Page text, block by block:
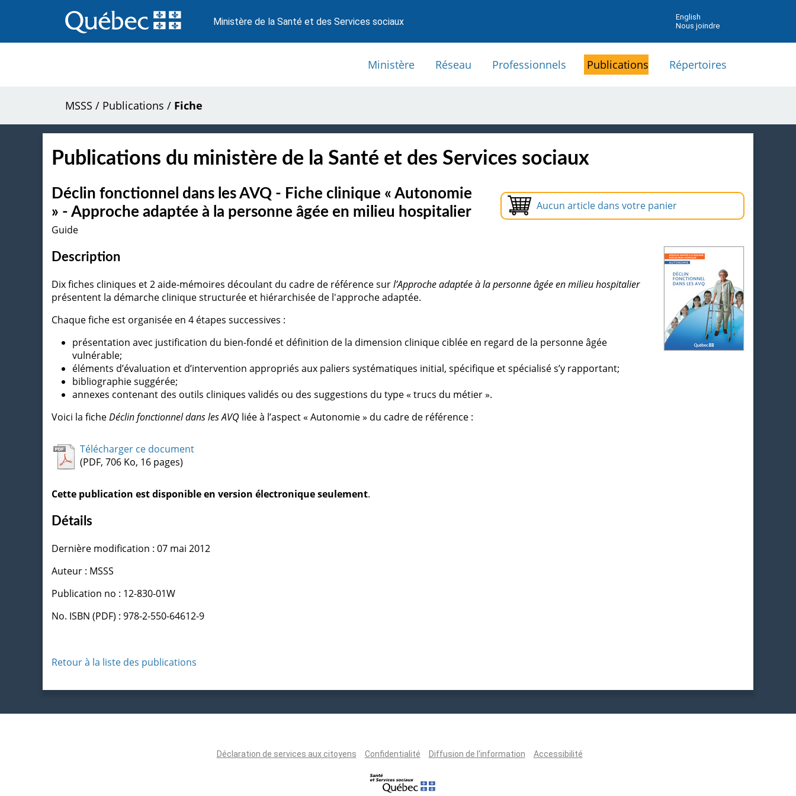
au
contenu
Ministère de la Santé et des Services sociaux
English
Nous joindre
Ministère Réseau Professionnels Publications Répertoires
MSSS / Publications / Fiche
Publications du ministère de la Santé et des Services sociaux
Aucun article dans votre panier
Déclin fonctionnel dans les AVQ - Fiche clinique « Autonomie
» - Approche adaptée à la personne âgée en milieu hospitalier
Guide
Description
Dix fiches cliniques et 2 aide-mémoires découlant du cadre de référence surl’Approche adaptée à la personne âgée en milieu hospitalier
présentent la démarche clinique structurée et hiérarchisée de l'approche adaptée.
Chaque fiche est organisée en 4 étapes successives :
présentation avec justification du bien-fondé et définition de la dimension clinique ciblée en regard de la personne âgée
vulnérable;
éléments d’évaluation et d’intervention appropriés aux paliers systématiques initial, spécifique et spécialisé s’y rapportant;
bibliographie suggérée;
annexes contenant des outils cliniques validés ou des suggestions du type « trucs du métier ».
Voici la ficheDéclin fonctionnel dans les AVQ liée à l’aspect « Autonomie » du cadre de référence :
Télécharger ce document
(PDF, 706 Ko, 16 pages)
Cette publication est disponible en version électronique seulement.
Détails
Dernière modification : 07 mai 2012
Auteur : MSSS
Publication no : 12-830-01W
No. ISBN (PDF) : 978-2-550-64612-9
Retour à la liste des publications
Déclaration de services aux citoyens Confidentialité Diffusion de l'information Accessibilité